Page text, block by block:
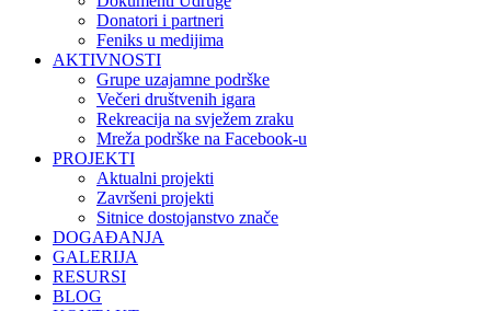
Donatori i partneri
Feniks u medijima
AKTIVNOSTI
Grupe uzajamne podrške
Večeri društvenih igara
Rekreacija na svježem zraku
Mreža podrške na Facebook-u
PROJEKTI
Aktualni projekti
Završeni projekti
Sitnice dostojanstvo znače
DOGAĐANJA
GALERIJA
RESURSI
BLOG